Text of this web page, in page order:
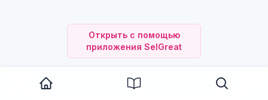
Открыть с помощью
приложения SelGreat